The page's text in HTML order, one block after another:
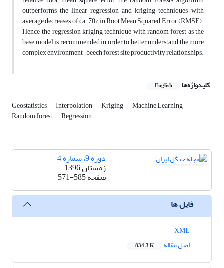
outperforms the linear regression and kriging techniques, with
average decreases of ca. 70% in Root Mean Squared Error (RMSE).
Hence, the regression kriging technique with random forest as the
base model is recommended in order to better understand the more
complex environment-beech forest site productivity relationships.
کلیدواژه‌ها English
Geostatistics Interpolation Kriging Machine Learning
Random forest Regression
دوره 9، شماره 4
زمستان 1396
صفحه571-585
فایل ها
اصل مقاله
834.3 K